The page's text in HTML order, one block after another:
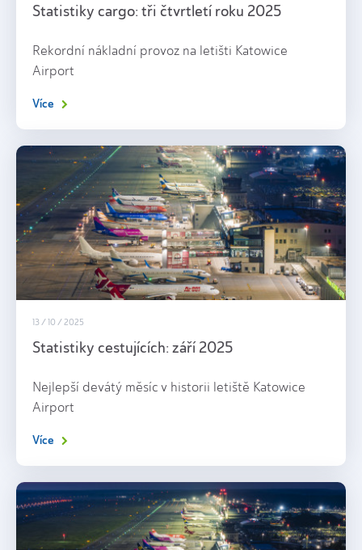
Statistiky cargo: tři čtvrtletí roku 2025
Rekordní nákladní provoz na letišti Katowice
Airport
Více
13 / 10 / 2025
Statistiky cestujících: září 2025
Nejlepší devátý měsíc v historii letiště Katowice
Airport
Více